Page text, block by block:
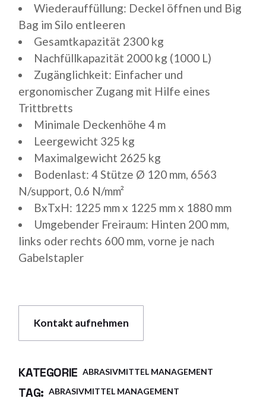
Wiederauffüllung: Deckel öffnen und Big
Bag im Silo entleeren
Gesamtkapazität 2300 kg
Nachfüllkapazität 2000 kg (1000 L)
Zugänglichkeit: Einfacher und
ergonomischer Zugang mit Hilfe eines
Trittbretts
Minimale Deckenhöhe 4 m
Leergewicht 325 kg
Maximalgewicht 2625 kg
Bodenlast: 4 Stütze Ø 120 mm, 6563
N/support, 0.6 N/mm²
BxTxH: 1225 mm x 1225 mm x 1880 mm
Umgebender Freiraum: Hinten 200 mm,
links oder rechts 600 mm, vorne je nach
Gabelstapler
Kontakt aufnehmen
KATEGORIE ABRASIVMITTEL MANAGEMENT
TAG: ABRASIVMITTEL MANAGEMENT